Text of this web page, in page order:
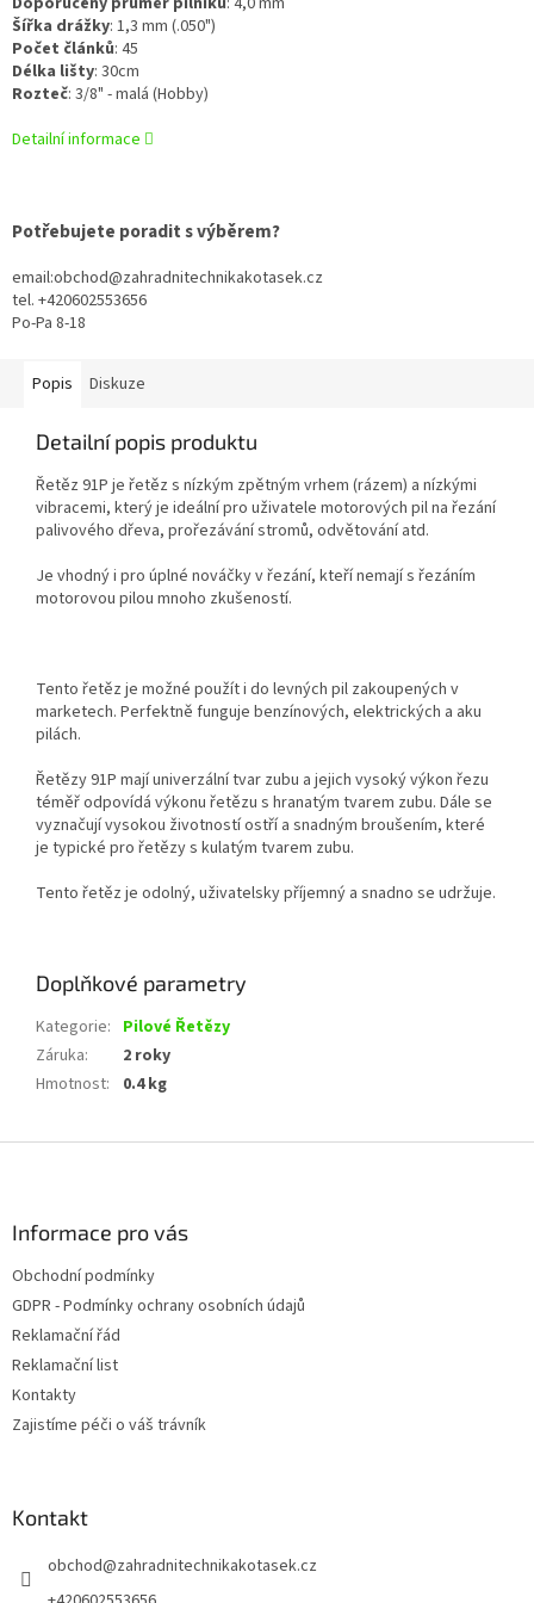
Šířka drážky: 1,3 mm (.050")
Počet článků: 45
Délka lišty: 30cm
Rozteč: 3/8" - malá (Hobby)
Detailní informace
Potřebujete poradit s výběrem?
email:obchod@zahradnitechnikakotasek.cz
tel. +420602553656
Po-Pa 8-18
Popis Diskuze
Detailní popis produktu
Řetěz 91P je řetěz s nízkým zpětným vrhem (rázem) a nízkými
vibracemi, který je ideální pro uživatele motorových pil na řezání
palivového dřeva, prořezávání stromů, odvětování atd.
Je vhodný i pro úplné nováčky v řezání, kteří nemají s řezáním
motorovou pilou mnoho zkušeností.
Tento řetěz je možné použít i do levných pil zakoupených v
marketech. Perfektně funguje benzínových, elektrických a aku
pilách.
Řetězy 91P mají univerzální tvar zubu a jejich vysoký výkon řezu
téměř odpovídá výkonu řetězu s hranatým tvarem zubu. Dále se
vyznačují vysokou životností ostří a snadným broušením, které
je typické pro řetězy s kulatým tvarem zubu.
Tento řetěz je odolný, uživatelsky příjemný a snadno se udržuje.
Doplňkové parametry
Kategorie: Pilové Řetězy
Záruka:
2 roky
Hmotnost: 0.4 kg
Informace pro vás
Obchodní podmínky
GDPR - Podmínky ochrany osobních údajů
Reklamační řád
Reklamační list
Kontakty
Zajistíme péči o váš trávník
Kontakt
obchod@zahradnitechnikakotasek.cz